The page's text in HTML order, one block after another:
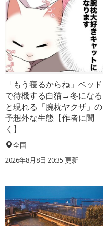
「もう寝るからね」ベッド
で待機する白猫→冬になる
と現れる「腕枕ヤクザ」の
予想外な生態【作者に聞
く】
全国
2026年8月8日 20:35 更新